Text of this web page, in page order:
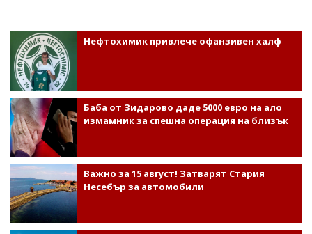
Нефтохимик привлече офанзивен халф
Баба от Зидарово даде 5000 евро на ало
измамник за спешна операция на близък
Важно за 15 август! Затварят Стария
Несебър за автомобили